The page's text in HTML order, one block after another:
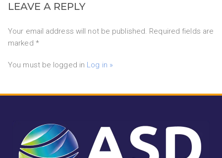
LEAVE A REPLY
Your email address will not be published. Required fields are
marked *
You must be logged in Log in »